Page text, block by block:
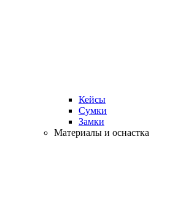
Кейсы
Сумки
Замки
Материалы и оснастка